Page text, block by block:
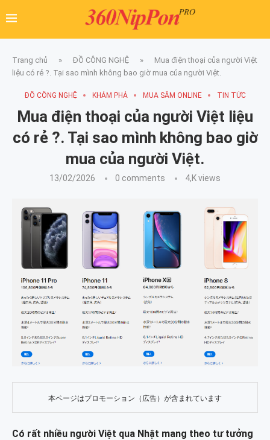
Trang chủ » ĐỒ CÔNG NGHỆ »
Mua điện thoại của người Việt
liệu có rẻ ?. Tại sao mình không bao giờ mua của người Việt.
ĐỒ CÔNG NGHỆ KHÁM PHÁ MUA SẮM ONLINE TIN TỨC
Mua điện thoại của người Việt liệu
có rẻ ?. Tại sao mình không bao giờ
mua của người Việt.
13/02/2026 0 comments 4,Kviews
本ページはプロモーション（広告）が含まれています
Có rất nhiều người Việt qua Nhật mang theo tư tưởng